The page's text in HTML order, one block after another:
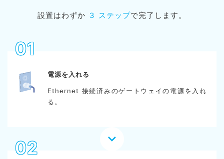
設置はわずか ３ ステップで完了します。
01
電源を入れる
Ethernet 接続済みのゲートウェイの電源を入れ
る。
02